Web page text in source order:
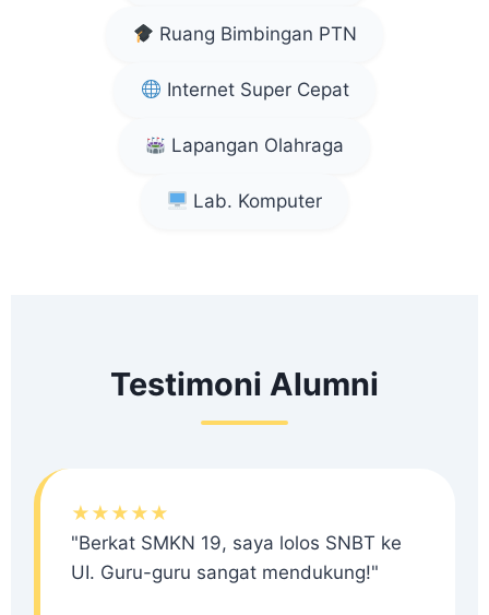
Ruang Bimbingan PTN
Internet Super Cepat
Lapangan Olahraga
Lab. Komputer
Testimoni Alumni
★★★★★
"Berkat SMKN 19, saya lolos SNBT ke
UI. Guru-guru sangat mendukung!"